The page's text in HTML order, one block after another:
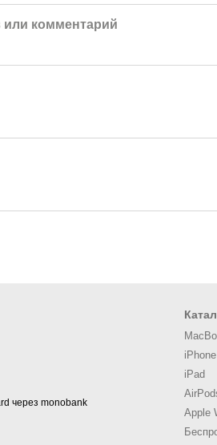
комментарий
iPhone
iPad
Apple